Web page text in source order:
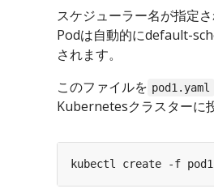
スケジューラー名が指定さ
Podは自動的にdefault-
されます。
このファイルを pod1.yaml
Kubernetesクラスターに